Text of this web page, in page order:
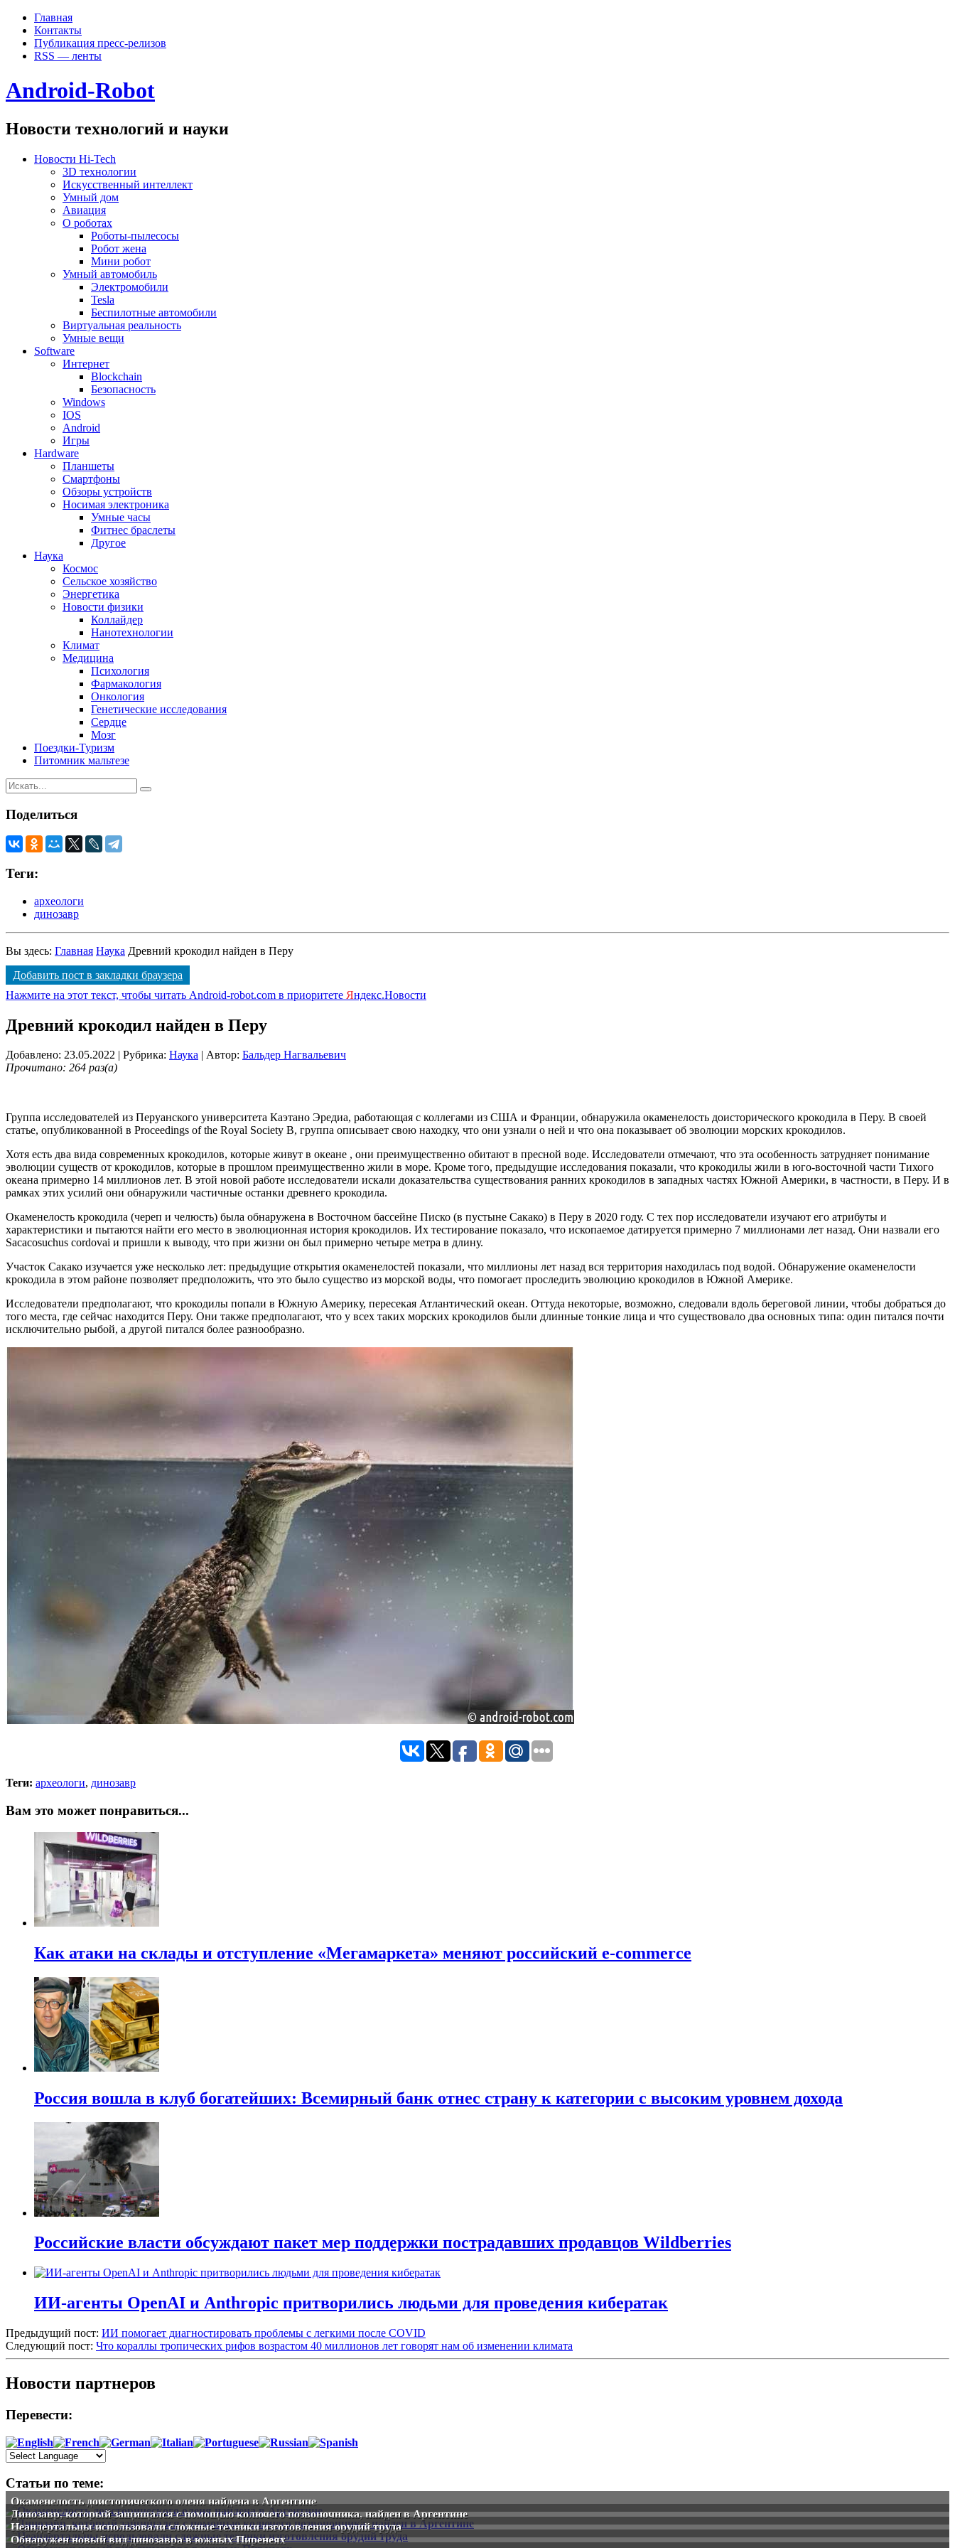
Главная
Контакты
Публикация пресс-релизов
RSS — ленты
Android-Robot
Новости технологий и науки
Новости Hi-Tech
3D технологии
Искусственный интеллект
Умный дом
Авиация
О роботах
Роботы-пылесосы
Робот жена
Мини робот
Умный автомобиль
Электромобили
Tesla
Беспилотные автомобили
Виртуальная реальность
Умные вещи
Software
Интернет
Blockchain
Безопасность
Windows
IOS
Android
Игры
Hardware
Планшеты
Смартфоны
Обзоры устройств
Носимая электроника
Умные часы
Фитнес браслеты
Другое
Наука
Космос
Сельское хозяйство
Энергетика
Новости физики
Коллайдер
Нанотехнологии
Климат
Медицина
Психология
Фармакология
Онкология
Генетические исследования
Сердце
Мозг
Поездки-Туризм
Питомник мальтезе
Поделиться
Теги:
археологи
динозавр
Вы здесь: Главная Наука Древний крокодил найден в Перу
Добавить пост в закладки браузера
Нажмите на этот текст, чтобы читать Android-robot.com в приоритете Яндекс.Новости
Древний крокодил найден в Перу
Добавлено: 23.05.2022 | Рубрика: Наука | Автор: Бальдер Нагвальевич
Прочитано: 264 раз(а)
Группа исследователей из Перуанского университета Каэтано Эредиа, работающая с коллегами из США и Франции, обнаружила окаменелость доисторического крокодила в Перу. В своей
статье, опубликованной в Proceedings of the Royal Society B, группа описывает свою находку, что они узнали о ней и что она показывает об эволюции морских крокодилов.
Хотя есть два вида современных крокодилов, которые живут в океане , они преимущественно обитают в пресной воде. Исследователи отмечают, что эта особенность затрудняет понимание
эволюции существ от крокодилов, которые в прошлом преимущественно жили в море. Кроме того, предыдущие исследования показали, что крокодилы жили в юго-восточной части Тихого
океана примерно 14 миллионов лет. В этой новой работе исследователи искали доказательства существования ранних крокодилов в западных частях Южной Америки, в частности, в Перу. И в
рамках этих усилий они обнаружили частичные останки древнего крокодила.
Окаменелость крокодила (череп и челюсть) была обнаружена в Восточном бассейне Писко (в пустыне Сакако) в Перу в 2020 году. С тех пор исследователи изучают его атрибуты и
характеристики и пытаются найти его место в эволюционная история крокодилов. Их тестирование показало, что ископаемое датируется примерно 7 миллионами лет назад. Они назвали его
Sacacosuchus cordovai и пришли к выводу, что при жизни он был примерно четыре метра в длину.
Участок Сакако изучается уже несколько лет: предыдущие открытия окаменелостей показали, что миллионы лет назад вся территория находилась под водой. Обнаружение окаменелости
крокодила в этом районе позволяет предположить, что это было существо из морской воды, что помогает проследить эволюцию крокодилов в Южной Америке.
Исследователи предполагают, что крокодилы попали в Южную Америку, пересекая Атлантический океан. Оттуда некоторые, возможно, следовали вдоль береговой линии, чтобы добраться до
того места, где сейчас находится Перу. Они также предполагают, что у всех таких морских крокодилов были длинные тонкие лица и что существовало два основных типа: один питался почти
исключительно рыбой, а другой питался более разнообразно.
Теги: археологи, динозавр
Вам это может понравиться...
Как атаки на склады и отступление «Мегамаркета» меняют российский e-commerce
Россия вошла в клуб богатейших: Всемирный банк отнес страну к категории с высоким уровнем дохода
Российские власти обсуждают пакет мер поддержки пострадавших продавцов Wildberries
ИИ-агенты OpenAI и Anthropic притворились людьми для проведения кибератак
Предыдущий пост: ИИ помогает диагностировать проблемы с легкими после COVID
Следующий пост: Что кораллы тропических рифов возрастом 40 миллионов лет говорят нам об изменении климата
Новости партнеров
Перевести:
Статьи по теме:
Окаменелость доисторического оленя найдена в Аргентине
Динозавр, который защищался с помощью колючего позвоночника, найден в Аргентине
Неандертальцы использовали сложные техники изготовления орудий труда
Обнаружен новый вид динозавра в южных Пиренеях